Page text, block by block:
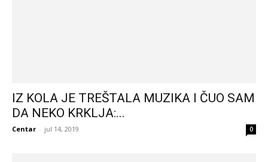
IZ KOLA JE TREŠTALA MUZIKA I ČUO SAM
DA NEKO KRKLJA:...
Centar - jul 14, 2019 0